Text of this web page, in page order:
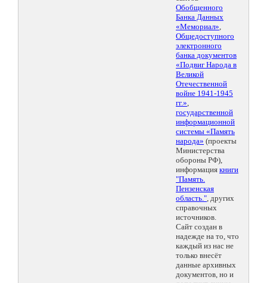
Обобщенного
Банка Данных
«Мемориал»,
Общедоступного
электронного
банка документов
«Подвиг Народа в
Великой
Отечественной
войне 1941-1945
гг.»,
государственной
информационной
системы «Память
народа» (проекты
Министерства
обороны РФ),
информация книги
"Память.
Пензенская
область.", других
справочных
источников.
Сайт создан в
надежде на то, что
каждый из нас не
только внесёт
данные архивных
документов, но и